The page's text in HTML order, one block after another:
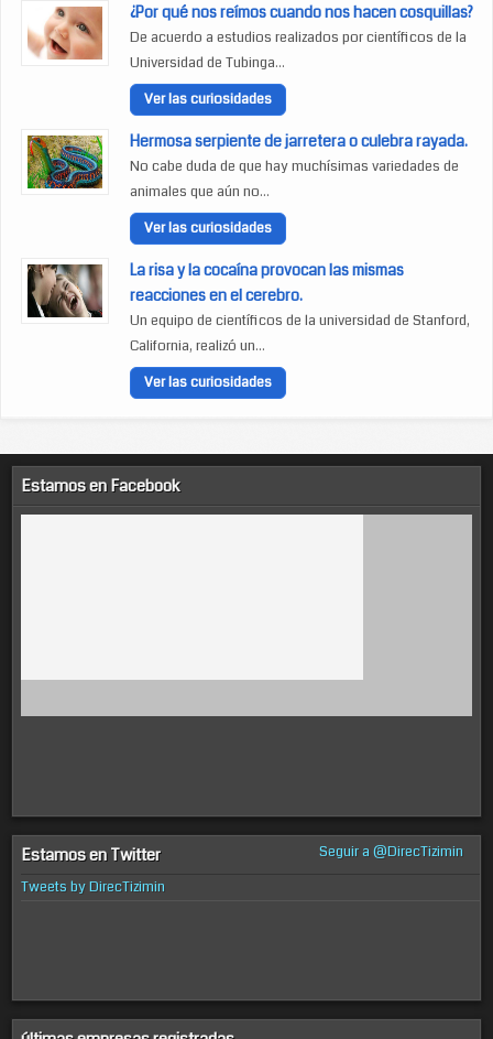
¿Por qué nos reímos cuando nos hacen cosquillas?
De acuerdo a estudios realizados por científicos de la
Universidad de Tubinga...
Ver las curiosidades
Hermosa serpiente de jarretera o culebra rayada.
No cabe duda de que hay muchísimas variedades de
animales que aún no...
Ver las curiosidades
La risa y la cocaína provocan las mismas
reacciones en el cerebro.
Un equipo de científicos de la universidad de Stanford,
California, realizó un...
Ver las curiosidades
Estamos en Facebook
Estamos en Twitter
Seguir a @DirecTizimin
Tweets by DirecTizimin